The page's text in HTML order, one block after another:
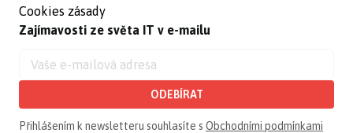
Cookies zásady
Zajímavosti ze světa IT v e-mailu
ODEBÍRAT
Přihlášením k newsletteru souhlasíte s Obchodními podmínkami